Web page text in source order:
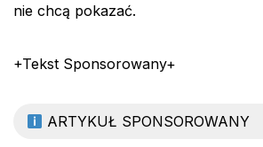
nie chcą pokazać.
+Tekst Sponsorowany+
ARTYKUŁ SPONSOROWANY